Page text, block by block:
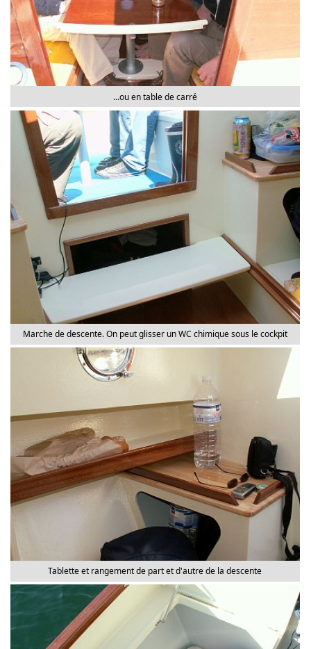
...ou en table de carré
Marche de descente. On peut glisser un WC chimique sous le cockpit
Tablette et rangement de part et d'autre de la descente